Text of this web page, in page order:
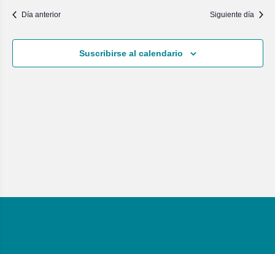
Día anterior Siguiente día
Suscribirse al calendario